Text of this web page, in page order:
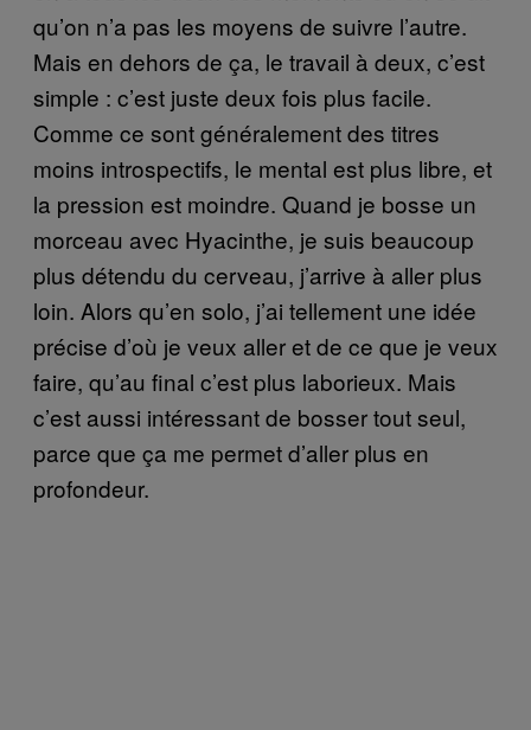
qu’on n’a pas les moyens de suivre l’autre.
Mais en dehors de ça, le travail à deux, c’est
simple : c’est juste deux fois plus facile.
Comme ce sont généralement des titres
moins introspectifs, le mental est plus libre, et
la pression est moindre. Quand je bosse un
morceau avec Hyacinthe, je suis beaucoup
plus détendu du cerveau, j’arrive à aller plus
loin. Alors qu’en solo, j’ai tellement une idée
précise d’où je veux aller et de ce que je veux
faire, qu’au final c’est plus laborieux. Mais
c’est aussi intéressant de bosser tout seul,
parce que ça me permet d’aller plus en
profondeur.